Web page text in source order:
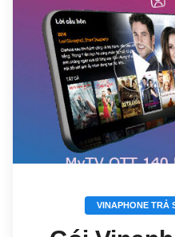
VINAPHONE TRẢ